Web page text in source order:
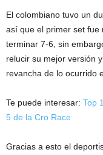
El colombiano tuvo un
así que el primer set fue
terminar 7-6, sin
relucir su mejor versión
revancha de lo ocurrido
Te puede interesar: Top
5 de la Cro Race
Gracias a esto el